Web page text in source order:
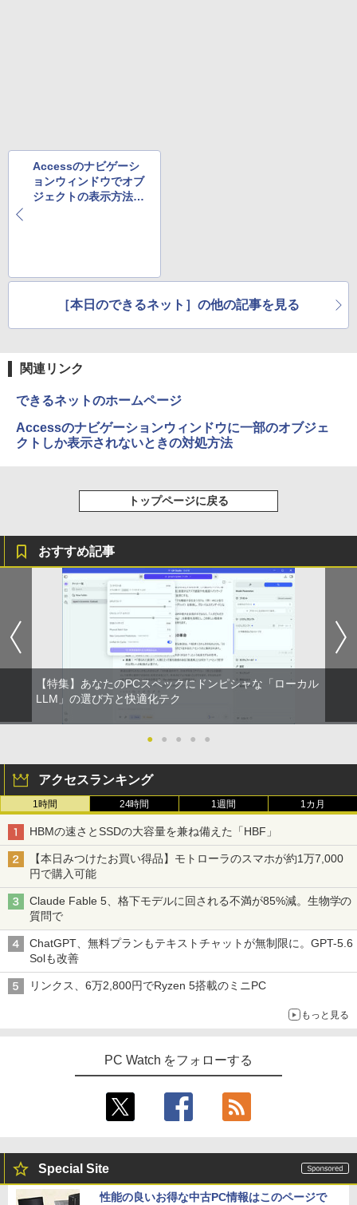
Accessのナビゲーシ
ョンウィンドウでオブ
ジェクトの表示方法を
［本日のできるネット］の他の記事を見る
関連リンク
できるネットのホームページ
Accessのナビゲーションウィンドウに一部のオブジェ
クトしか表示されないときの対処方法
トップページに戻る
おすすめ記事
【特集】あなたのPCスペックにドンピシャな「ローカル
LLM」の選び方と快適化テク
● ● ● ● ●
アクセスランキング
1時間 24時間 1週間 1カ月
HBMの速さとSSDの大容量を兼ね備えた「HBF」
【本日みつけたお買い得品】モトローラのスマホが約1万7,000
円で購入可能
Claude Fable 5、格下モデルに回される不満が85%減。生物学の
質問で
ChatGPT、無料プランもテキストチャットが無制限に。GPT-5.6
Solも改善
リンクス、6万2,800円でRyzen 5搭載のミニPC
もっと見る
PC Watch をフォローする
Special Site
性能の良いお得な中古PC情報はこのページで